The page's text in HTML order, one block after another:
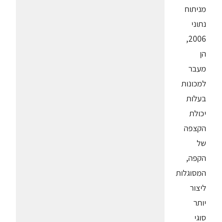
מניתוח
נתוני
2006,
הן
מעבר
למכונות
בעלות
יכולת
הקצפה
של
הקפה,
המסוגלות
ליצור
יותר
סוגי